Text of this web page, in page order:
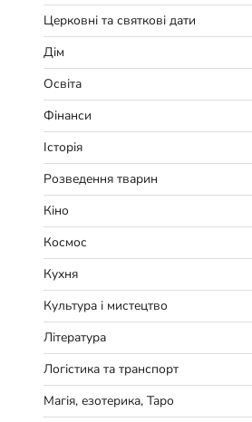
Церковні та святкові дати
Дім
Освіта
Фінанси
Історія
Розведення тварин
Кіно
Космос
Кухня
Культура і мистецтво
Література
Логістика та транспорт
Магія, езотерика, Таро